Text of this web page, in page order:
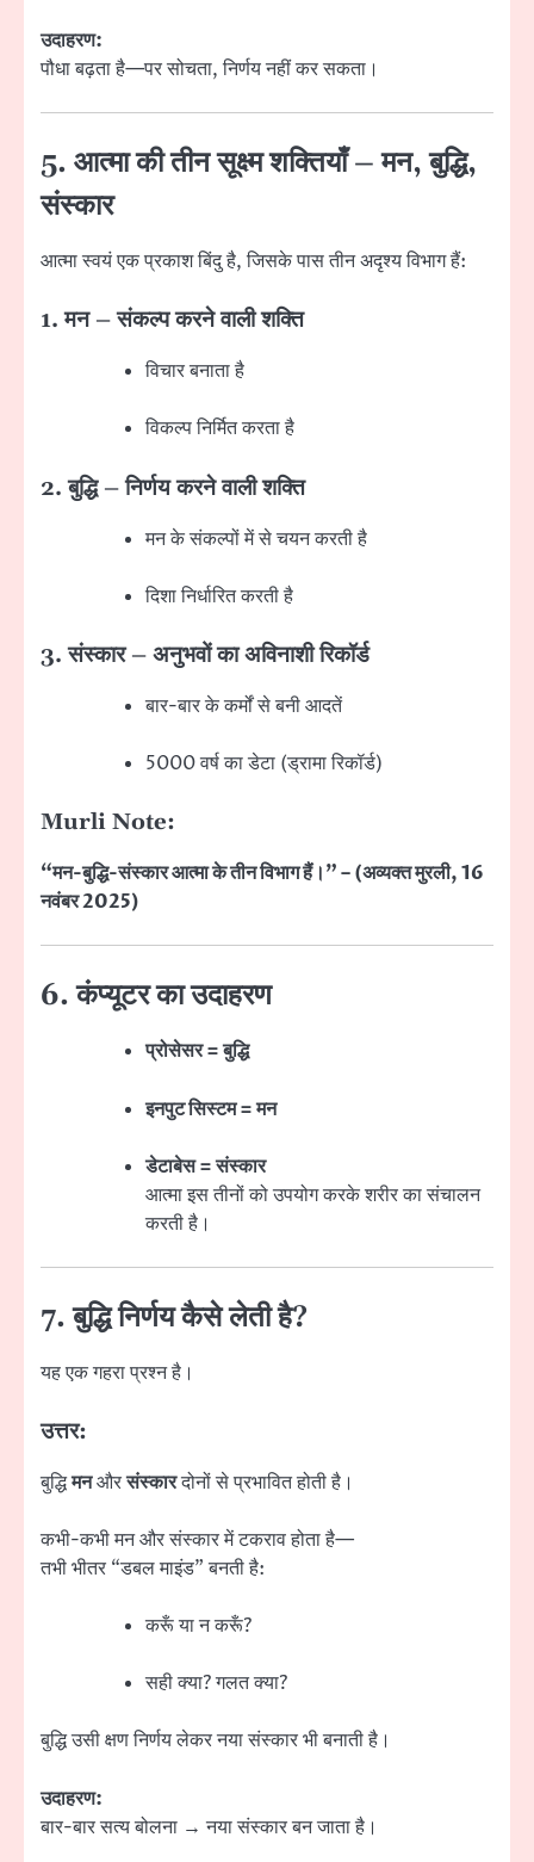
उदाहरण:
पौधा बढ़ता है—पर सोचता, निर्णय नहीं कर सकता।
5. आत्मा की तीन सूक्ष्म शक्तियाँ – मन, बुद्धि,
संस्कार
आत्मा स्वयं एक प्रकाश बिंदु है, जिसके पास तीन अदृश्य विभाग हैं:
1. मन – संकल्प करने वाली शक्ति
विचार बनाता है
विकल्प निर्मित करता है
2. बुद्धि – निर्णय करने वाली शक्ति
मन के संकल्पों में से चयन करती है
दिशा निर्धारित करती है
3. संस्कार – अनुभवों का अविनाशी रिकॉर्ड
बार-बार के कर्मों से बनी आदतें
5000 वर्ष का डेटा (ड्रामा रिकॉर्ड)
Murli Note:
“मन-बुद्धि-संस्कार आत्मा के तीन विभाग हैं।” – (अव्यक्त मुरली, 16
नवंबर 2025)
6. कंप्यूटर का उदाहरण
प्रोसेसर = बुद्धि
इनपुट सिस्टम = मन
डेटाबेस = संस्कार
आत्मा इस तीनों को उपयोग करके शरीर का संचालन
करती है।
7. बुद्धि निर्णय कैसे लेती है?
यह एक गहरा प्रश्न है।
उत्तर:
बुद्धिमनऔरसंस्कारदोनों से प्रभावित होती है।
कभी-कभी मन और संस्कार में टकराव होता है—
तभी भीतर “डबल माइंड” बनती है:
करूँ या न करूँ?
सही क्या? गलत क्या?
बुद्धि उसी क्षण निर्णय लेकर नया संस्कार भी बनाती है।
उदाहरण:
बार-बार सत्य बोलना → नया संस्कार बन जाता है।